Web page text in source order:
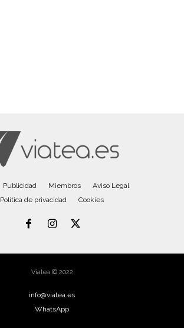
Publicidad Miembros
Aviso Legal
Política de privacidad
Cookies
Viatea © 2022
info@viatea.es
WhatsApp